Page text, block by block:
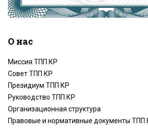
О нас
Миссия ТПП КР
Совет ТПП КР
Президиум ТПП КР
Руководство ТПП КР
Организационная структура
Правовые и нормативные документы ТПП